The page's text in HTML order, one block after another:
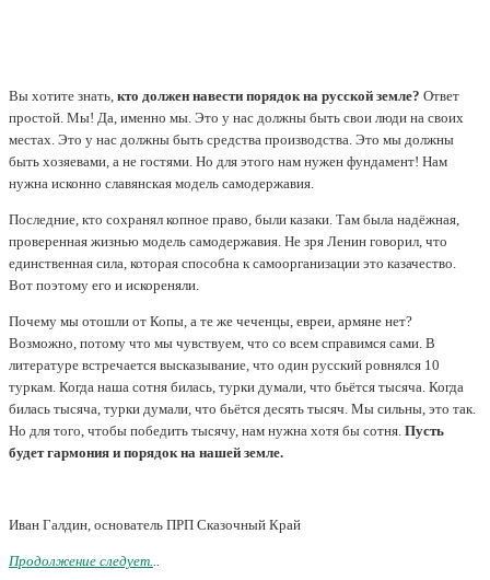
Вы хотите знать, кто должен навести порядок на русской земле? Ответ
простой. Мы! Да, именно мы. Это у нас должны быть свои люди на своих
местах. Это у нас должны быть средства производства. Это мы должны
быть хозяевами, а не гостями. Но для этого нам нужен фундамент! Нам
нужна исконно славянская модель самодержавия.
Последние, кто сохранял копное право, были казаки. Там была надёжная,
проверенная жизнью модель самодержавия. Не зря Ленин говорил, что
единственная сила, которая способна к самоорганизации это казачество.
Вот поэтому его и искореняли.
Почему мы отошли от Копы, а те же чеченцы, евреи, армяне нет?
Возможно, потому что мы чувствуем, что со всем справимся сами. В
литературе встречается высказывание, что один русский ровнялся 10
туркам. Когда наша сотня билась, турки думали, что бьётся тысяча. Когда
билась тысяча, турки думали, что бьётся десять тысяч. Мы сильны, это так.
Но для того, чтобы победить тысячу, нам нужна хотя бы сотня. Пусть
будет гармония и порядок на нашей земле.
Иван Галдин, основатель ПРП Сказочный Край
Продолжение следует.